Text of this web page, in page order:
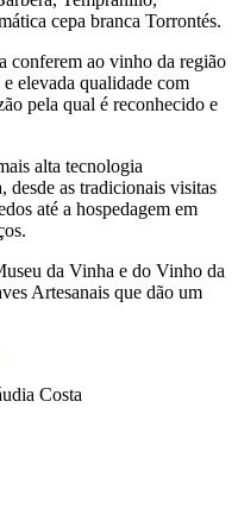
cepa branca Torrontés.
conferem ao vinho da região
elevada qualidade com
pela qual é reconhecido e
alta tecnologia
desde as tradicionais visitas
até a hospedagem em
da Vinha e do Vinho da
Artesanais que dão um
Costa